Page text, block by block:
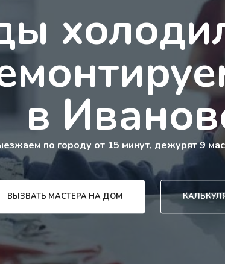
в
по городу от 15 минут, дежурят 9
ВЫЗВАТЬ МАСТЕРА НА ДОМ